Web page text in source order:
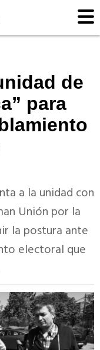
de
para
a la unidad con
Unión por la
la postura ante
electoral que